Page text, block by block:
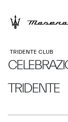
TRIDENTE CLUB
TRIDENTE